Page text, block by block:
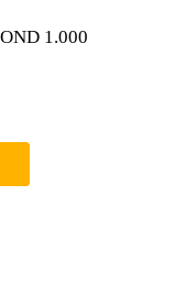
1.000